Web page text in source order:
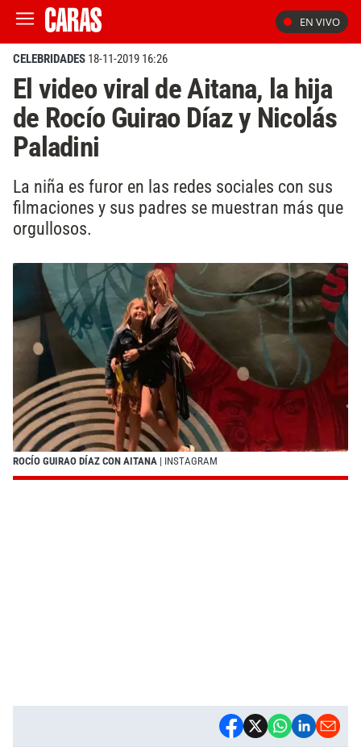
EN VIVO
CELEBRIDADES 18-11-2019 16:26
El video viral de Aitana, la hija
de Rocío Guirao Díaz y Nicolás
Paladini
La niña es furor en las redes sociales con sus
filmaciones y sus padres se muestran más que
orgullosos.
ROCÍO GUIRAO DÍAZ CON AITANA | INSTAGRAM